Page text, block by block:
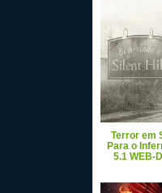
Terror em
Para o
5.1 WEB-